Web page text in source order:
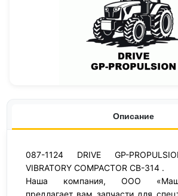
Описание
087-1124 DRIVE GP-
VIBRATORY COMPACTOR CB-314 .
Наша компания, ООО
предлагает вам запчасти для